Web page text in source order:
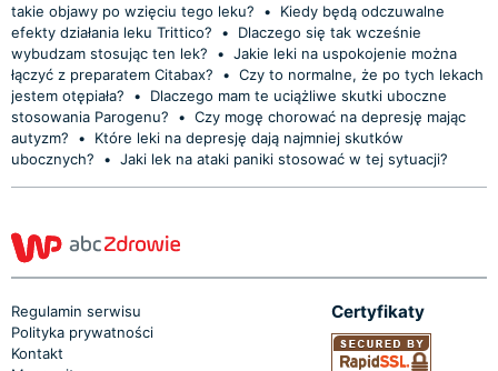
takie objawy po wzięciu tego leku?
•
Kiedy będą odczuwalne
efekty działania leku Trittico?
•
Dlaczego się tak wcześnie
wybudzam stosując ten lek?
• Jakie leki na uspokojenie można
łączyć z preparatem Citabax?
• Czy to normalne, że po tych lekach
jestem otępiała?
•
Dlaczego mam te uciążliwe skutki uboczne
stosowania Parogenu?
• Czy mogę chorować na depresję mając
autyzm?
•
Które leki na depresję dają najmniej skutków
ubocznych?
• Jaki lek na ataki paniki stosować w tej sytuacji?
Regulamin serwisu
Polityka prywatności
Kontakt
Certyfikaty